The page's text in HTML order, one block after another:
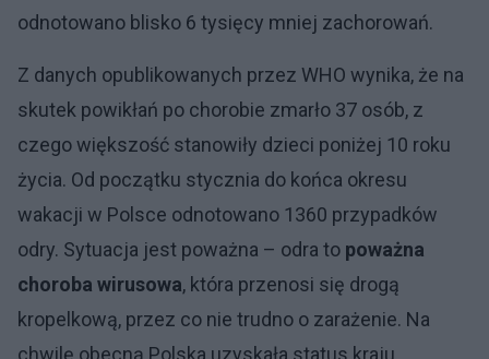
odnotowano blisko 6 tysięcy mniej zachorowań.
Z danych opublikowanych przez WHO wynika, że na
skutek powikłań po chorobie zmarło 37 osób, z
czego większość stanowiły dzieci poniżej 10 roku
życia. Od początku stycznia do końca okresu
wakacji w Polsce odnotowano 1360 przypadków
odry. Sytuacja jest poważna – odra to poważna
choroba wirusowa, która przenosi się drogą
kropelkową, przez co nie trudno o zarażenie. Na
chwilę obecną Polska uzyskała status kraju